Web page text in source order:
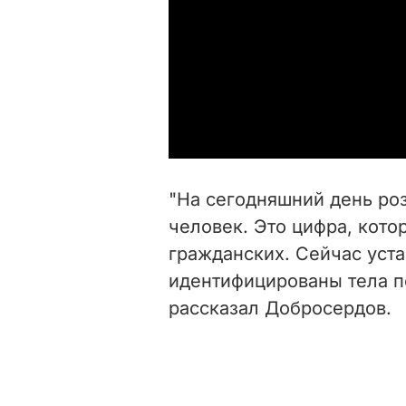
"На сегодняшний день
человек. Это цифра,
гражданских. Сейчас
идентифицированы тела
рассказал Добросердов.